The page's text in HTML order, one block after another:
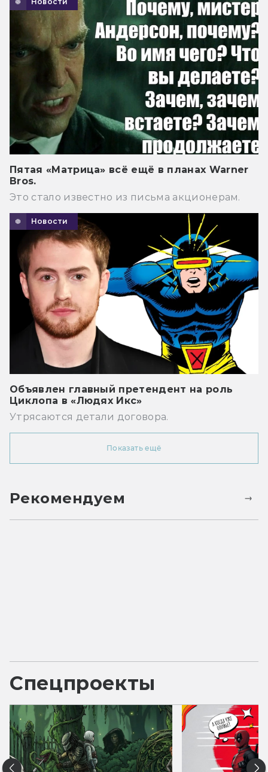
Пятая «Матрица» всё ещё в планах Warner
Bros.
Это стало известно из письма акционерам.
Новости
Объявлен главный претендент на роль
Циклопа в «Людях Икс»
Утрясаются детали договора.
Показать ещё
Рекомендуем
Спецпроекты